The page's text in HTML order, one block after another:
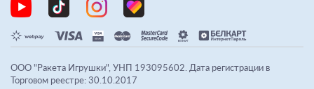
ООО "Ракета Игрушки", УНП 193095602. Дата регистрации в
Торговом реестре: 30.10.2017